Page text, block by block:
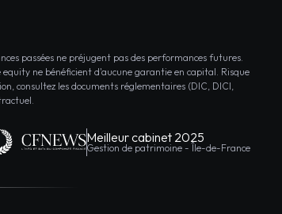
passées ne préjugent pas des performances futures.
ne bénéficient d'aucune garantie en capital. Risque
consultez les documents réglementaires (DIC, DICI,
Meilleur cabinet 2025
Gestion de patrimoine - Île-de-France